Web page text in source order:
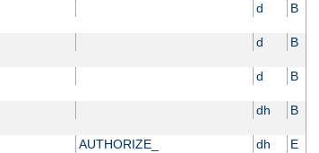
d B
d B
d B
dh B
AUTHORIZE_ dh E